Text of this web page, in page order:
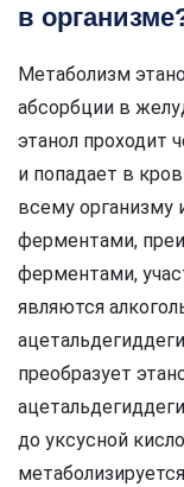
в
Метаболизм
абсорбции в
этанол проходит
и попадает в
всему организму
ферментами,
ферментами,
являются
преобразует
до уксусной